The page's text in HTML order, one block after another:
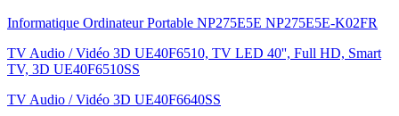
Informatique Ordinateur Portable NP275E5E NP275E5E-K02FR
TV Audio / Vidéo 3D UE40F6510, TV LED 40'', Full HD, Smart
TV, 3D UE40F6510SS
TV Audio / Vidéo 3D UE40F6640SS